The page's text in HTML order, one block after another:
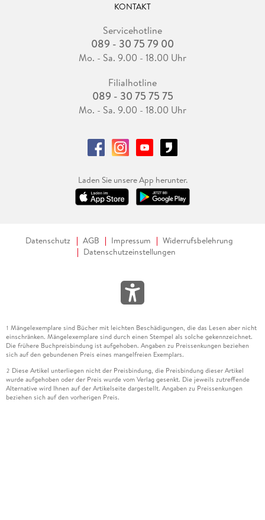
KONTAKT
Servicehotline
089 - 30 75 79 00
Mo. - Sa. 9.00 - 18.00 Uhr
Filialhotline
089 - 30 75 75 75
Mo. - Sa. 9.00 - 18.00 Uhr
Laden Sie unsere App herunter.
Datenschutz AGB Impressum
Widerrufsbelehrung
Datenschutzeinstellungen
1 Mängelexemplare sind Bücher mit leichten Beschädigungen, die das Lesen aber nicht
einschränken. Mängelexemplare sind durch einen Stempel als solche gekennzeichnet.
Die frühere Buchpreisbindung ist aufgehoben. Angaben zu Preissenkungen beziehen
sich auf den gebundenen Preis eines mangelfreien Exemplars.
2 Diese Artikel unterliegen nicht der Preisbindung, die Preisbindung dieser Artikel
wurde aufgehoben oder der Preis wurde vom Verlag gesenkt. Die jeweils zutreffende
Alternative wird Ihnen auf der Artikelseite dargestellt. Angaben zu Preissenkungen
beziehen sich auf den vorherigen Preis.